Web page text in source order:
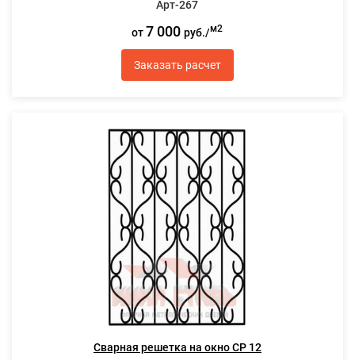
Арт-267
от7 000руб./м2
Заказать расчет
Сварная решетка на окно СР 12